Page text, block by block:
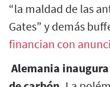
“la maldad de las
Gates” y demás
financian con
Alemania